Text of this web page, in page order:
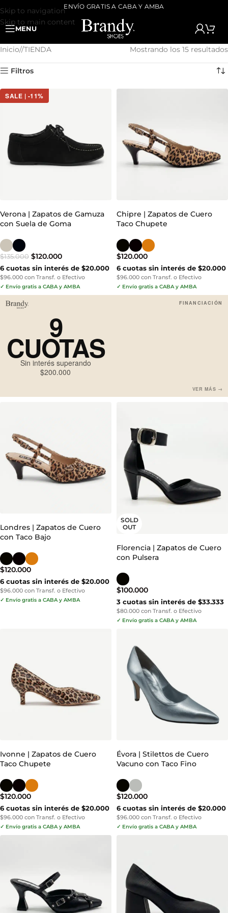
Skip to navigation
Skip to main content
ENVÍO GRATIS A CABA Y AMBA
MENU
Inicio/ TIENDA Mostrando los 15 resultados
Filtros
SALE | -11%
Verona | Zapatos de Gamuza
con Suela de Goma
$135.000 $120.000
6 cuotas sin interés de $20.000
$96.000 con Transf. o Efectivo
✓ Envío gratis a CABA y AMBA
Chipre | Zapatos de Cuero
Taco Chupete
$120.000
6 cuotas sin interés de $20.000
$96.000 con Transf. o Efectivo
✓ Envío gratis a CABA y AMBA
FINANCIACIÓN
9
CUOTAS
Sin interés superando
$200.000
VER MÁS →
Londres | Zapatos de Cuero
con Taco Bajo
$120.000
6 cuotas sin interés de $20.000
$96.000 con Transf. o Efectivo
✓ Envío gratis a CABA y AMBA
SOLD
OUT
Florencia | Zapatos de Cuero
con Pulsera
$100.000
3 cuotas sin interés de $33.333
$80.000 con Transf. o Efectivo
✓ Envío gratis a CABA y AMBA
Ivonne | Zapatos de Cuero
Taco Chupete
$120.000
6 cuotas sin interés de $20.000
$96.000 con Transf. o Efectivo
✓ Envío gratis a CABA y AMBA
Évora | Stilettos de Cuero
Vacuno con Taco Fino
$120.000
6 cuotas sin interés de $20.000
$96.000 con Transf. o Efectivo
✓ Envío gratis a CABA y AMBA